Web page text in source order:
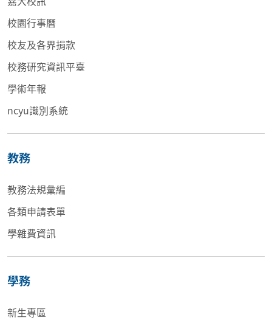
校園行事曆
校友及各界捐款
校務研究資訊平臺
學術年報
ncyu識別系統
教務
教務法規彙編
各類申請表單
學雜費資訊
學務
新生專區